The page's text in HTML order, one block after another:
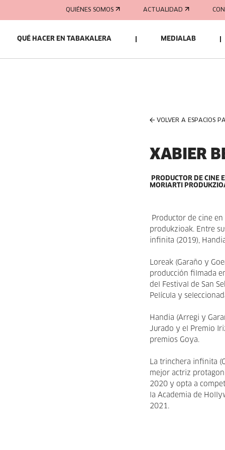
QUIÉNES SOMOS ACTUALIDAD
QUÉ HACER EN TABAKALERA MEDIALAB
VOLVER A ESPACIOS
XABIER
PRODUCTOR DE CINE
MORIARTI
Productor de cine
produkzioak. Entre
infinita (2019),
Loreak (Garaño y
producción filmada
del Festival de San
Película y
Handia (Arregi y
Jurado y el Premio
premios Goya.
La trinchera infinita
mejor actriz
2020 y opta a
la Academia de
2021.